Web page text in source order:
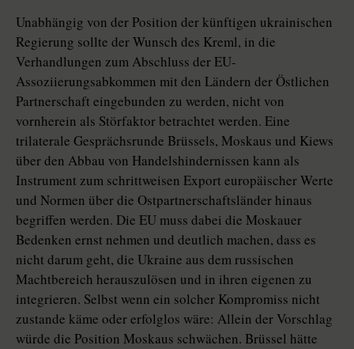
Unabhängig von der Position der künftigen ukrainischen
Regierung sollte der Wunsch des Kreml, in die
Verhandlungen zum Abschluss der EU-
Assoziierungsabkommen mit den Ländern der Östlichen
Partnerschaft eingebunden zu werden, nicht von
vornherein als Störfaktor betrachtet werden. Eine
trilaterale Gesprächsrunde Brüssels, Moskaus und Kiews
über den Abbau von Handelshindernissen kann als
Instrument zum schrittweisen Export europäischer Werte
und Normen über die Ostpartnerschaftsländer hinaus
begriffen werden. Die EU muss dabei die Moskauer
Bedenken ernst nehmen und deutlich machen, dass es
nicht darum geht, die Ukraine aus dem russischen
Machtbereich herauszulösen und in ihren eigenen zu
integrieren. Selbst wenn ein solcher Kompromiss nicht
zustande käme oder erfolglos wäre: Allein der Vorschlag
würde die Position Moskaus schwächen. Brüssel hätte